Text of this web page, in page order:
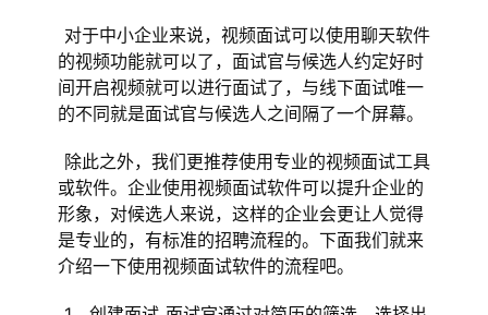
对于中小企业来说，视频面试可以使用聊天软件
的视频功能就可以了，面试官与候选人约定好时
间开启视频就可以进行面试了，与线下面试唯一
的不同就是面试官与候选人之间隔了一个屏幕。
除此之外，我们更推荐使用专业的视频面试工具
或软件。企业使用视频面试软件可以提升企业的
形象，对候选人来说，这样的企业会更让人觉得
是专业的，有标准的招聘流程的。下面我们就来
介绍一下使用视频面试软件的流程吧。